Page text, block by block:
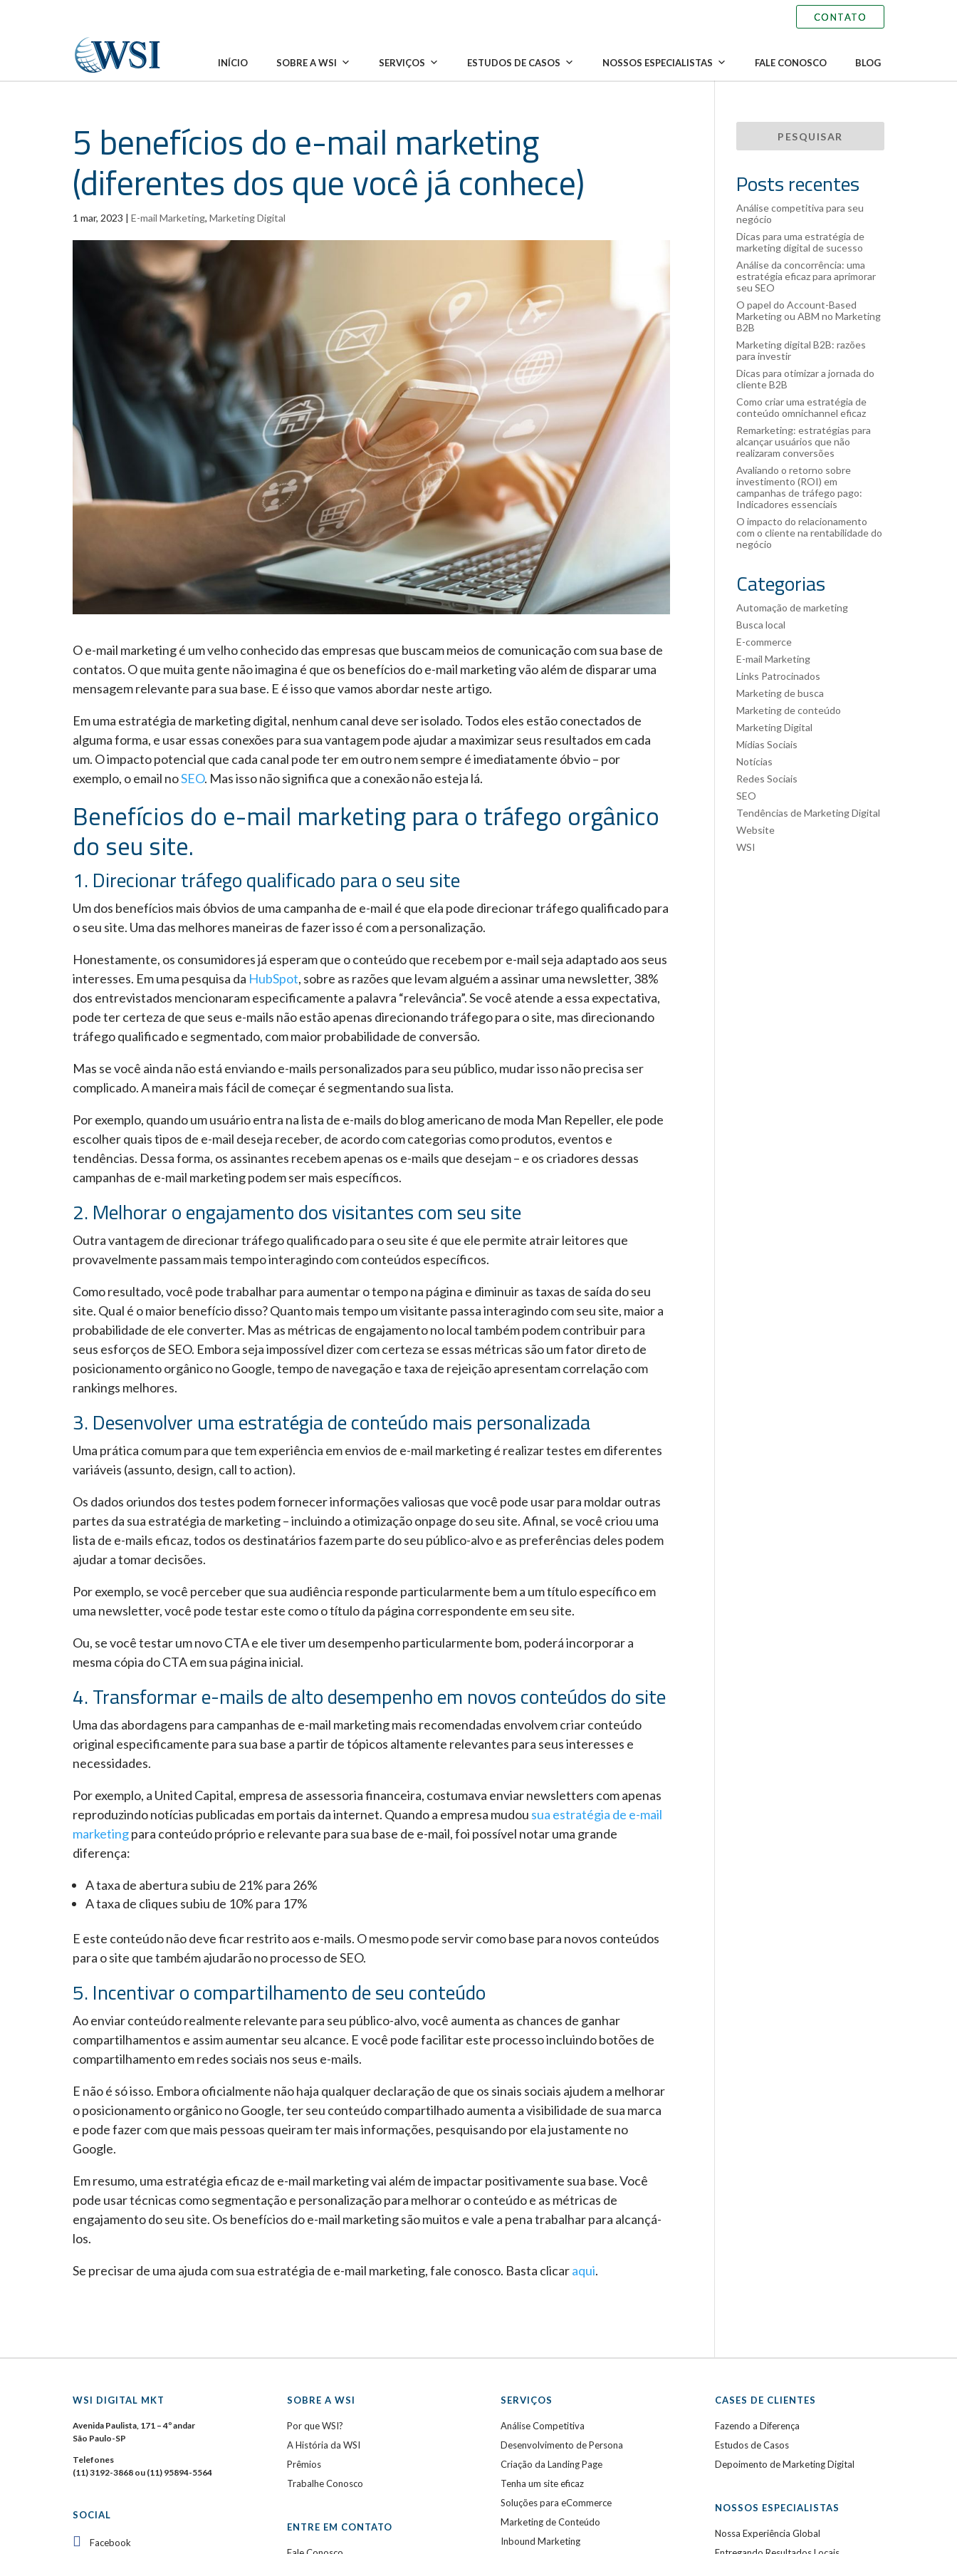
INÍCIO SOBRE A WSI SERVIÇOS ESTUDOS DE CASOS NOSSOS ESPECIALISTAS FALE CONOSCO BLOG
5 benefícios do e-mail marketing
(diferentes dos que você já conhece)
1 mar, 2023 | E-mail Marketing, Marketing Digital
O e-mail marketing é um velho conhecido das empresas que buscam meios de comunicação com sua base de
contatos. O que muita gente não imagina é que os benefícios do e-mail marketing vão além de disparar uma
mensagem relevante para sua base. E é isso que vamos abordar neste artigo.
Em uma estratégia de marketing digital, nenhum canal deve ser isolado. Todos eles estão conectados de
alguma forma, e usar essas conexões para sua vantagem pode ajudar a maximizar seus resultados em cada
um. O impacto potencial que cada canal pode ter em outro nem sempre é imediatamente óbvio – por
exemplo, o email noSEO. Mas isso não significa que a conexão não esteja lá.
Benefícios do e-mail marketing para o tráfego orgânico
do seu site.
1. Direcionar tráfego qualificado para o seu site
Um dos benefícios mais óbvios de uma campanha de e-mail é que ela pode direcionar tráfego qualificado para
o seu site. Uma das melhores maneiras de fazer isso é com a personalização.
Honestamente, os consumidores já esperam que o conteúdo que recebem por e-mail seja adaptado aos seus
interesses. Em uma pesquisa da HubSpot, sobre as razões que levam alguém a assinar uma newsletter, 38%
dos entrevistados mencionaram especificamente a palavra “relevância”. Se você atende a essa expectativa,
pode ter certeza de que seus e-mails não estão apenas direcionando tráfego para o site, mas direcionando
tráfego qualificado e segmentado, com maior probabilidade de conversão.
Mas se você ainda não está enviando e-mails personalizados para seu público, mudar isso não precisa ser
complicado. A maneira mais fácil de começar é segmentando sua lista.
Por exemplo, quando um usuário entra na lista de e-mails do blog americano de moda Man Repeller, ele pode
escolher quais tipos de e-mail deseja receber, de acordo com categorias como produtos, eventos e
tendências. Dessa forma, os assinantes recebem apenas os e-mails que desejam – e os criadores dessas
campanhas de e-mail marketing podem ser mais específicos.
2. Melhorar o engajamento dos visitantes com seu site
Outra vantagem de direcionar tráfego qualificado para o seu site é que ele permite atrair leitores que
provavelmente passam mais tempo interagindo com conteúdos específicos.
Como resultado, você pode trabalhar para aumentar o tempo na página e diminuir as taxas de saída do seu
site. Qual é o maior benefício disso? Quanto mais tempo um visitante passa interagindo com seu site, maior a
probabilidade de ele converter. Mas as métricas de engajamento no local também podem contribuir para
seus esforços de SEO. Embora seja impossível dizer com certeza se essas métricas são um fator direto de
posicionamento orgânico no Google, tempo de navegação e taxa de rejeição apresentam correlação com
rankings melhores.
3. Desenvolver uma estratégia de conteúdo mais personalizada
Uma prática comum para que tem experiência em envios de e-mail marketing é realizar testes em diferentes
variáveis (assunto, design, call to action).
Os dados oriundos dos testes podem fornecer informações valiosas que você pode usar para moldar outras
partes da sua estratégia de marketing – incluindo a otimização onpage do seu site. Afinal, se você criou uma
lista de e-mails eficaz, todos os destinatários fazem parte do seu público-alvo e as preferências deles podem
ajudar a tomar decisões.
Por exemplo, se você perceber que sua audiência responde particularmente bem a um título específico em
uma newsletter, você pode testar este como o título da página correspondente em seu site.
Ou, se você testar um novo CTA e ele tiver um desempenho particularmente bom, poderá incorporar a
mesma cópia do CTA em sua página inicial.
4. Transformar e-mails de alto desempenho em novos conteúdos do site
Uma das abordagens para campanhas de e-mail marketing mais recomendadas envolvem criar conteúdo
original especificamente para sua base a partir de tópicos altamente relevantes para seus interesses e
necessidades.
Por exemplo, a United Capital, empresa de assessoria financeira, costumava enviar newsletters com apenas
reproduzindo notícias publicadas em portais da internet. Quando a empresa mudou sua estratégia de e-mail
marketingpara conteúdo próprio e relevante para sua base de e-mail, foi possível notar uma grande
diferença:
A taxa de abertura subiu de 21% para 26%
A taxa de cliques subiu de 10% para 17%
E este conteúdo não deve ficar restrito aos e-mails. O mesmo pode servir como base para novos conteúdos
para o site que também ajudarão no processo de SEO.
5. Incentivar o compartilhamento de seu conteúdo
Ao enviar conteúdo realmente relevante para seu público-alvo, você aumenta as chances de ganhar
compartilhamentos e assim aumentar seu alcance. E você pode facilitar este processo incluindo botões de
compartilhamento em redes sociais nos seus e-mails.
E não é só isso. Embora oficialmente não haja qualquer declaração de que os sinais sociais ajudem a melhorar
o posicionamento orgânico no Google, ter seu conteúdo compartilhado aumenta a visibilidade de sua marca
e pode fazer com que mais pessoas queiram ter mais informações, pesquisando por ela justamente no
Google.
Em resumo, uma estratégia eficaz de e-mail marketing vai além de impactar positivamente sua base. Você
pode usar técnicas como segmentação e personalização para melhorar o conteúdo e as métricas de
engajamento do seu site. Os benefícios do e-mail marketing são muitos e vale a pena trabalhar para alcançá-
los.
Se precisar de uma ajuda com sua estratégia de e-mail marketing, fale conosco. Basta clicaraqui.
Posts recentes
Análise competitiva para seu
negócio
Dicas para uma estratégia de
marketing digital de sucesso
Análise da concorrência: uma
estratégia eficaz para aprimorar
seu SEO
O papel do Account-Based
Marketing ou ABM no Marketing
B2B
Marketing digital B2B: razões
para investir
Dicas para otimizar a jornada do
cliente B2B
Como criar uma estratégia de
conteúdo omnichannel eficaz
Remarketing: estratégias para
alcançar usuários que não
realizaram conversões
Avaliando o retorno sobre
investimento (ROI) em
campanhas de tráfego pago:
Indicadores essenciais
O impacto do relacionamento
com o cliente na rentabilidade do
negócio
Categorias
Automação de marketing
Busca local
E-commerce
E-mail Marketing
Links Patrocinados
Marketing de busca
Marketing de conteúdo
Marketing Digital
Mídias Sociais
Notícias
Redes Sociais
SEO
Tendências de Marketing Digital
Website
WSI
WSI DIGITAL MKT
Avenida Paulista, 171 – 4º andar
São Paulo-SP
Telefones
(11) 3192-3868 ou (11) 95894-5564
SOCIAL
Facebook
SOBRE A WSI
Por que WSI?
A História da WSI
Prêmios
Trabalhe Conosco
ENTRE EM CONTATO
SERVIÇOS
Análise Competitiva
Desenvolvimento de Persona
Criação da Landing Page
Tenha um site eficaz
Soluções para eCommerce
Marketing de Conteúdo
Inbound Marketing
CASES DE CLIENTES
Fazendo a Diferença
Estudos de Casos
Depoimento de Marketing Digital
NOSSOS ESPECIALISTAS
Nossa Experiência Global